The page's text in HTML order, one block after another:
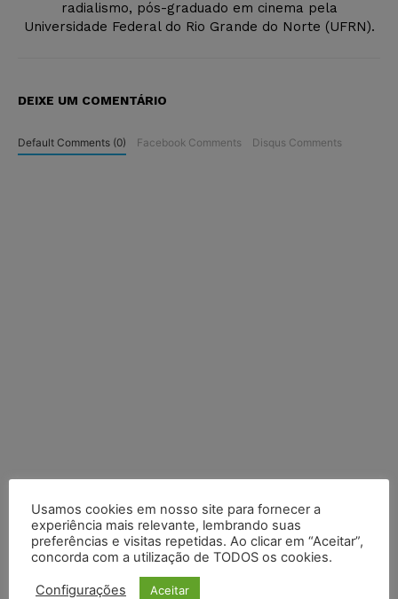
radialismo, pós-graduado em cinema pela
Universidade Federal do Rio Grande do Norte (UFRN).
DEIXE UM COMENTÁRIO
Default Comments (0) Facebook Comments Disqus Comments
COMPARTILHE
Usamos cookies em nosso site para fornecer a
experiência mais relevante, lembrando suas
preferências e visitas repetidas. Ao clicar em “Aceitar”,
concorda com a utilização de TODOS os cookies.
Configurações Aceitar